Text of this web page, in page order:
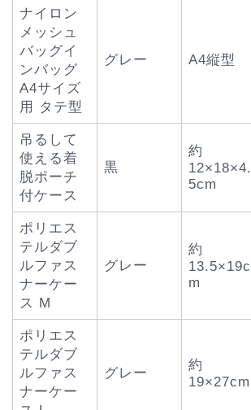
ナイロン
メッシュ
バッグイ
ンバッグ
A4サイズ
用 タテ型
グレー A4縦型
吊るして
使える着
脱ポーチ
付ケース
黒
約
12×18×4.
5cm
ポリエス
テルダブ
ルファス
ナーケー
ス M
グレー
約
13.5×19c
m
ポリエス
テルダブ
ルファス
ナーケー
グレー
約
19×27cm